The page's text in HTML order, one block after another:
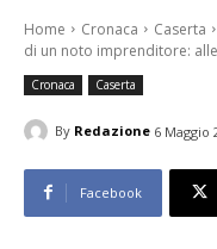
Home Cronaca Caserta
di un noto imprenditore:
Cronaca Caserta
By Redazione 6 Maggio
Facebook